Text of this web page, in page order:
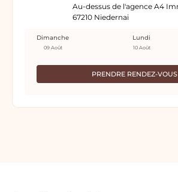
67210 Niedernai
PRENDRE RENDEZ-VOUS
Dimanche
09 Août
Lundi
10 Août